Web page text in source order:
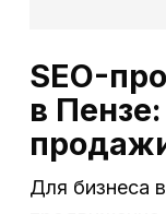
SEO-
в
Для бизнеса